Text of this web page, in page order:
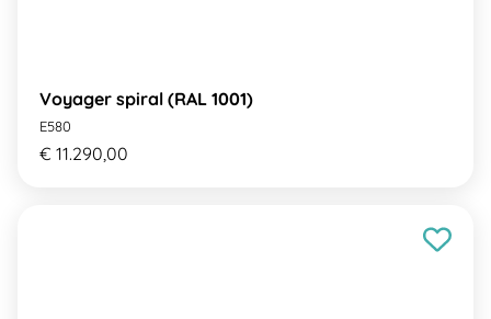
Voyager spiral (RAL 1001)
E580
€ 11.290,00